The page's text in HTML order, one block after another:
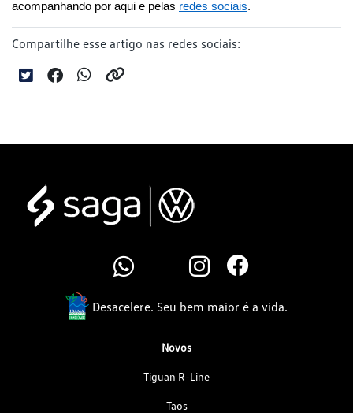
acompanhando por aqui e pelas redes sociais.
Compartilhe esse artigo nas redes sociais:
Desacelere. Seu bem maior é a vida.
Novos
Tiguan R-Line
Taos